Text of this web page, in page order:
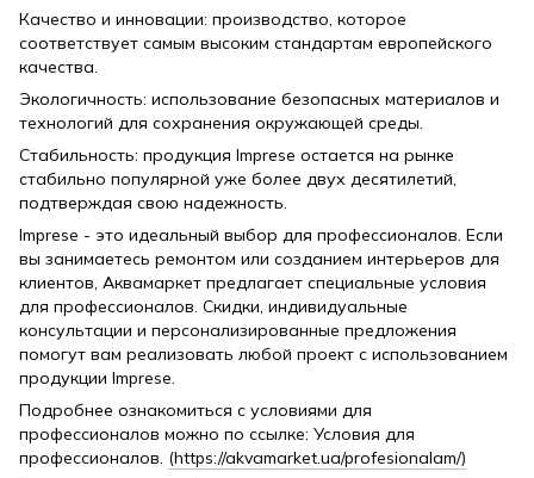
Качество и инновации: производство, которое
соответствует самым высоким стандартам европейского
качества.
Экологичность: использование безопасных материалов и
технологий для сохранения окружающей среды.
Стабильность: продукция Imprese остается на рынке
стабильно популярной уже более двух десятилетий,
подтверждая свою надежность.
Imprese - это идеальный выбор для профессионалов. Если
вы занимаетесь ремонтом или созданием интерьеров для
клиентов, Аквамаркет предлагает специальные условия
для профессионалов. Скидки, индивидуальные
консультации и персонализированные предложения
помогут вам реализовать любой проект с использованием
продукции Imprese.
Подробнее ознакомиться с условиями для
профессионалов можно по ссылке: Условия для
профессионалов. (https://akvamarket.ua/profesionalam/)